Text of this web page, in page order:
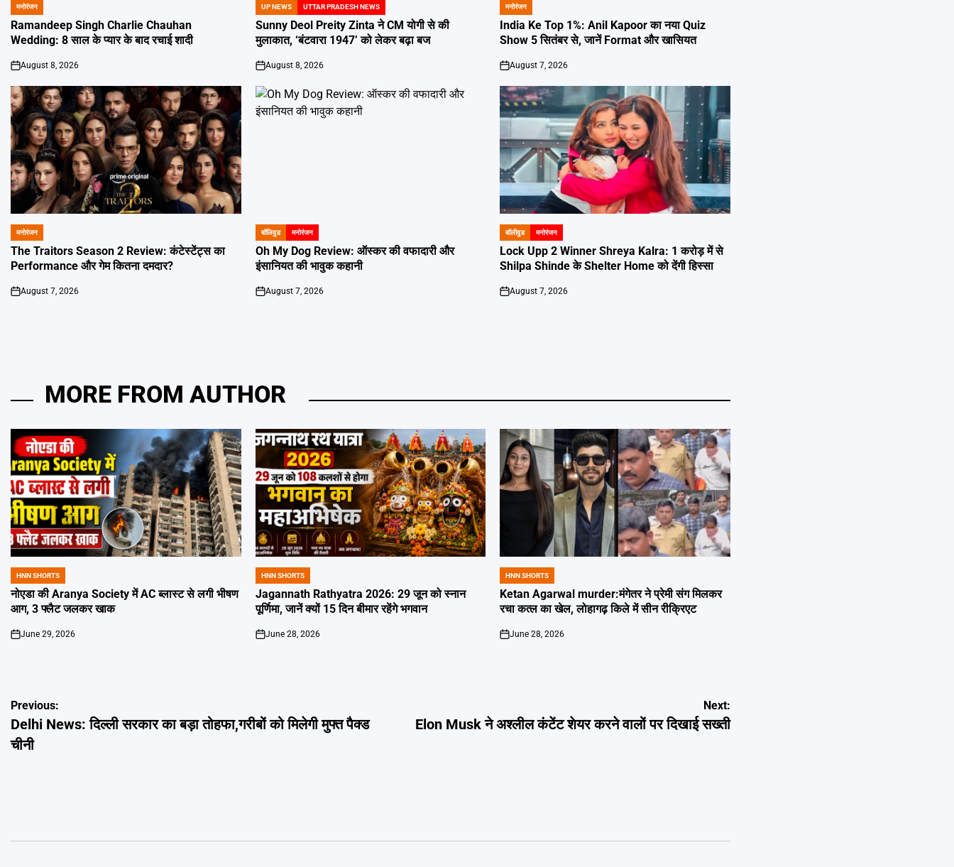
POSTED
IN
मनोरंजन
Ramandeep Singh Charlie Chauhan
Wedding: 8 साल के प्यार के बाद रचाई शादी
on
August 8, 2026
POSTED
IN
UP NEWS UTTAR PRADESH NEWS
Sunny Deol Preity Zinta ने CM योगी से की
मुलाकात, ‘बंटवारा 1947’ को लेकर बढ़ा बज
on
August 8, 2026
POSTED
IN
मनोरंजन
India Ke Top 1%: Anil Kapoor का नया Quiz
Show 5 सितंबर से, जानें Format और खासियत
on
August 7, 2026
POSTED
IN
मनोरंजन
The Traitors Season 2 Review: कंटेस्टेंट्स का
Performance और गेम कितना दमदार?
on
August 7, 2026
POSTED
IN
बॉलिवुड मनोरंजन
Oh My Dog Review: ऑस्कर की वफादारी और
इंसानियत की भावुक कहानी
on
August 7, 2026
POSTED
IN
बॉलीवुड मनोरंजन
Lock Upp 2 Winner Shreya Kalra: 1 करोड़ में से
Shilpa Shinde के Shelter Home को देंगी हिस्सा
on
August 7, 2026
MORE FROM AUTHOR
POSTED
IN
HNN SHORTS
नोएडा की Aranya Society में AC ब्लास्ट से लगी भीषण
आग, 3 फ्लैट जलकर खाक
on
June 29, 2026
POSTED
IN
HNN SHORTS
Jagannath Rathyatra 2026: 29 जून को स्नान
पूर्णिमा, जानें क्यों 15 दिन बीमार रहेंगे भगवान
on
June 28, 2026
POSTED
IN
HNN SHORTS
Ketan Agarwal murder:मंगेतर ने प्रेमी संग मिलकर
रचा कत्ल का खेल, लोहागढ़ किले में सीन रीक्रिएट
on
June 28, 2026
Post
navigation
Previous:
Delhi News: दिल्ली सरकार का बड़ा तोहफा,गरीबों को मिलेगी मुफ्त पैक्ड
चीनी
Next:
Elon Musk ने अश्लील कंटेंट शेयर करने वालों पर दिखाई सख्ती